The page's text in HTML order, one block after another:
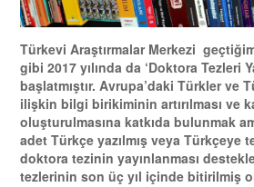
Türkevi Araştırmalar Merkezi
gibi 2017 yılında da ‘Doktora Tezleri
başlatmıştır. Avrupa’daki Türkler ve
ilişkin bilgi birikiminin artırılması ve
oluşturulmasına katkıda bulunmak
adet Türkçe yazılmış veya Türkçeye
doktora tezinin yayınlanması
tezlerinin son üç yıl içinde bitirilmiş